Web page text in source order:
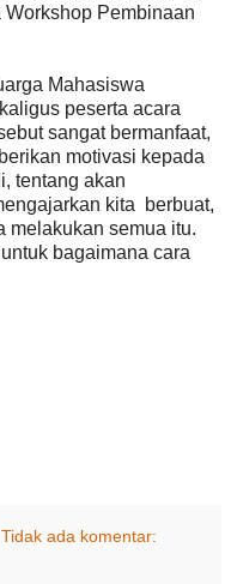
Pembinaan
Mahasiswa
peserta acara
sangat bermanfaat,
motivasi kepada
tentang akan
kita berbuat,
melakukan semua itu.
bagaimana cara
Tidak ada komentar: